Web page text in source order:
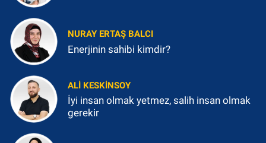
NURAY ERTAŞ BALCI
Enerjinin sahibi kimdir?
ALI KESKINSOY
İyi insan olmak yetmez, salih insan olmak
gerekir